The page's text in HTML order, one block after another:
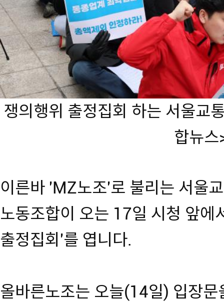
쟁의행위 출정집회 하는 서울교
합뉴
이른바 'MZ노조'로 불리는 서울
노동조합이 오는 17일 시청 앞
출정집회'를 엽니다.
올바른노조는 오늘(14일) 입장